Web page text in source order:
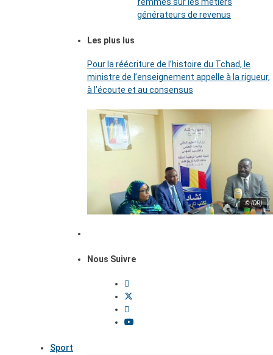
générateurs de revenus
Les plus lus
Pour la réécriture de l’histoire du Tchad, le
ministre de l’enseignement appelle à la rigueur,
à l’écoute et au consensus
© (DR)
Nous Suivre
Sport